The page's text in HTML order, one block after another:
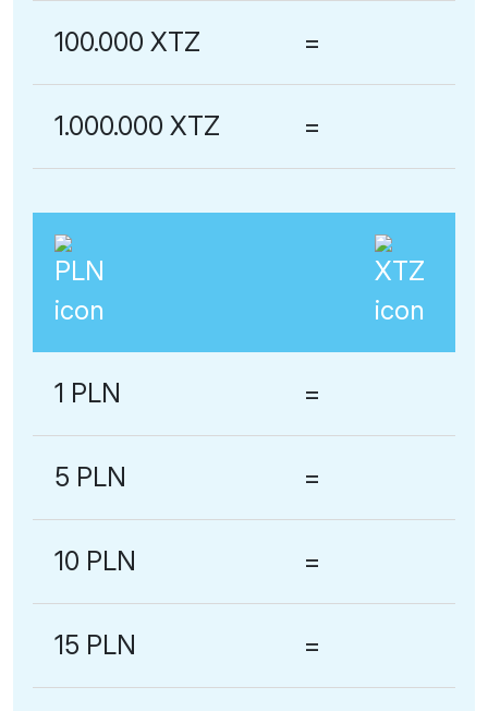
100.000 XTZ =
1.000.000 XTZ =
1 PLN =
5 PLN =
10 PLN =
15 PLN =